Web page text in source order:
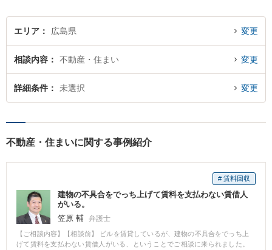
エリア 広島県 変更
相談内容 不動産・住まい 変更
詳細条件 未選択 変更
不動産・住まいに関する事例紹介
# 賃料回収
建物の不具合をでっち上げて賃料を支払わない賃借人
がいる。
笠原 輔 弁護士
【ご相談内容】【相談前】 ビルを賃貸しているが、建物の不具合をでっち上
げて賃料を支払わない賃借人がいる、ということでご相談に来られました。